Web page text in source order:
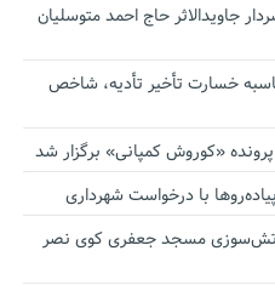
جاویدالاثر حاج احمد متوسلیان
خسارت تأخیر تأدیه، شاخص
«کوروش کمپانی» برگزار شد
با درخواست شهرداری
آتش‌سوزی مسجد جعفری کوی نصر